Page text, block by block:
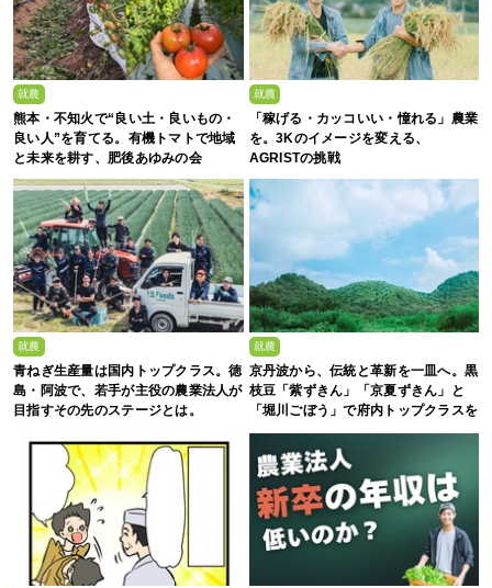
就農
熊本・不知火で“良い土・良いもの・
良い人”を育てる。有機トマトで地域
と未来を耕す、肥後あゆみの会
就農
「稼げる・カッコいい・憧れる」農業
を。3Kのイメージを変える、
AGRISTの挑戦
就農
青ねぎ生産量は国内トップクラス。徳
島・阿波で、若手が主役の農業法人が
目指すその先のステージとは。
就農
京丹波から、伝統と革新を一皿へ。黒
枝豆「紫ずきん」「京夏ずきん」と
「堀川ごぼう」で府内トップクラスを